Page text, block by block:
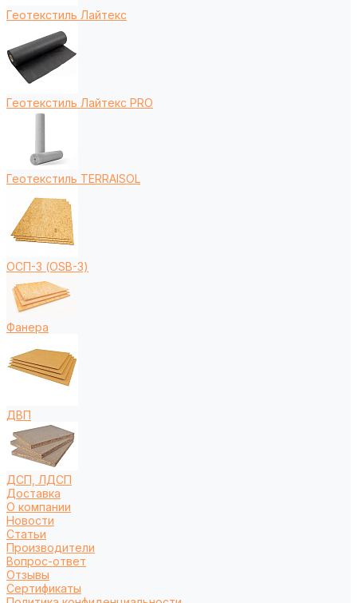
Геотекстиль Лайтекс
Геотекстиль Лайтекс PRO
Геотекстиль TERRAISOL
ОСП-3 (OSB-3)
Фанера
ДВП
ДСП, ЛДСП
Доставка
О компании
Новости
Статьи
Производители
Вопрос-ответ
Отзывы
Сертификаты